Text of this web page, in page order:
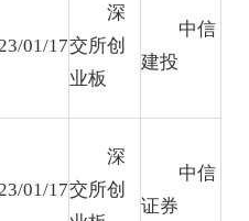
01/17
深
交所创
业板
中信
建投
01/17
深
交所创
中信
证券